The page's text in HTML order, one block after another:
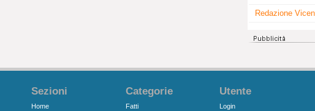
Redazione
Sezioni
Home
Categorie
Fatti
Utente
Login